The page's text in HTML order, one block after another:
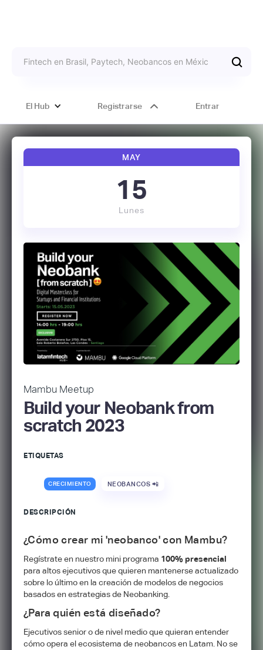
El Hub Registrarse Entrar
MAY
15
Lunes
Mambu Meetup
Build your Neobank from
scratch 2023
ETIQUETAS
CRECIMIENTO NEOBANCOS 📲
DESCRIPCIÓN
¿Cómo crear mi 'neobanco' con Mambu?
Regístrate en nuestro mini programa 100% presencial
para altos ejecutivos que quieren mantenerse actualizado
sobre lo último en la creación de modelos de negocios
basados en estrategias de Neobanking.
¿Para quién está diseñado?
Ejecutivos senior o de nivel medio que quieran entender
cómo opera el ecosistema de neobancos en Latam. No se